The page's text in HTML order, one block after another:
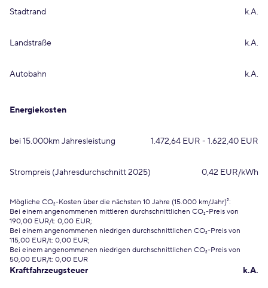
Stadtrand k.A.
Landstraße k.A.
Autobahn k.A.
Energiekosten
bei 15.000km Jahresleistung 1.472,64 EUR - 1.622,40 EUR
Strompreis (Jahresdurchschnitt 2025) 0,42 EUR/kWh
Mögliche CO₂-Kosten über die nächsten 10 Jahre (15.000 km/Jahr)²:
Bei einem angenommenen mittleren durchschnittlichen CO₂-Preis von
190,00 EUR/t: 0,00 EUR;
Bei einem angenommenen niedrigen durchschnittlichen CO₂-Preis von
115,00 EUR/t: 0,00 EUR;
Bei einem angenommenen niedrigen durchschnittlichen CO₂-Preis von
50,00 EUR/t: 0,00 EUR
Kraftfahrzeugsteuer k.A.